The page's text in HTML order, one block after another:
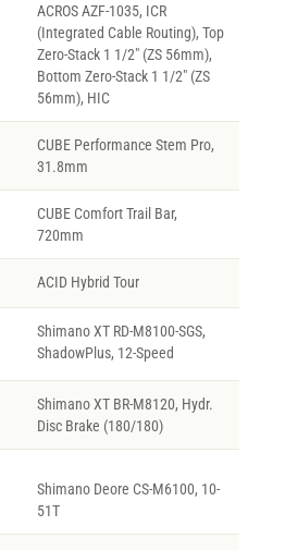
ACROS AZF-1035, ICR
(Integrated Cable Routing), Top
Zero-Stack 1 1/2" (ZS 56mm),
Bottom Zero-Stack 1 1/2" (ZS
56mm), HIC
CUBE Performance Stem Pro,
31.8mm
CUBE Comfort Trail Bar,
720mm
ACID Hybrid Tour
Shimano XT RD-M8100-SGS,
ShadowPlus, 12-Speed
Shimano XT BR-M8120, Hydr.
Disc Brake (180/180)
Shimano Deore CS-M6100, 10-
51T